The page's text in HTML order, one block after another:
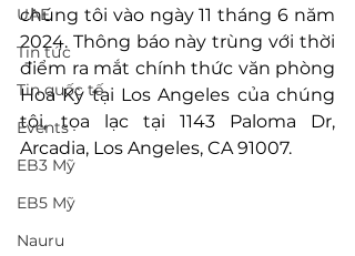
UAE
Tin tức
Tin quốc tế
Events
EB3 Mỹ
EB5 Mỹ
Nauru
chúng tôi vào ngày 11 tháng 6 năm
2024. Thông báo này trùng với thời
điểm ra mắt chính thức văn phòng
Hoa Kỳ tại Los Angeles của chúng
tôi, tọa lạc tại 1143 Paloma Dr,
Arcadia, Los Angeles, CA 91007.